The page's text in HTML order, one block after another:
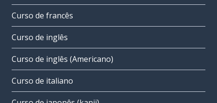
Curso de francês
Curso de inglês
Curso de inglês (Americano)
Curso de italiano